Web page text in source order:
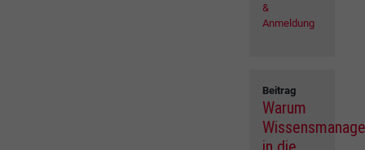
&
Anmeldung
Beitrag
Warum